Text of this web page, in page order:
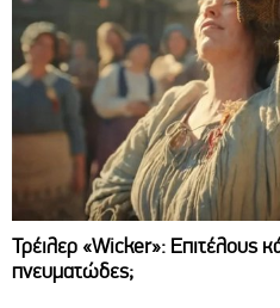
Τρέιλερ «Wicker»: Επιτέλους
πνευματώδες;